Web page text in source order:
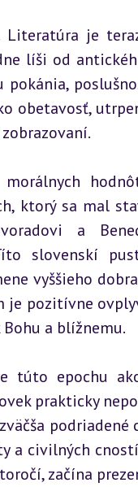
Literatúra je
líši od
obetavosť,
ktorý sa mal
a
slovenskí
vyššieho
je pozitívne
a blížnemu.
túto epochu
prakticky
a civilných
začína